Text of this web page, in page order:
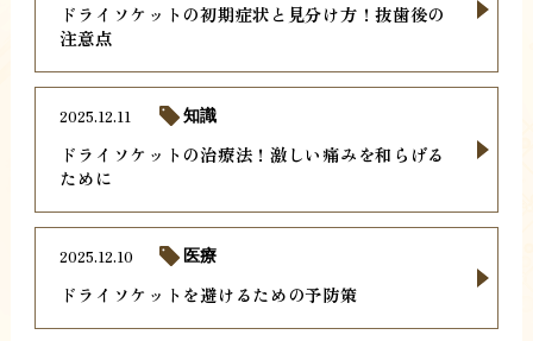
ドライソケットの初期症状と見分け方！抜歯後の
注意点
ドライソケットの治療法！激しい痛みを和らげる
ために
2025.12.11 知識
ドライソケットを避けるための予防策
2025.12.10 医療